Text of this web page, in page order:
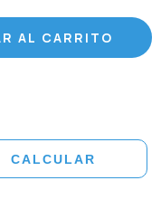
CALCULAR